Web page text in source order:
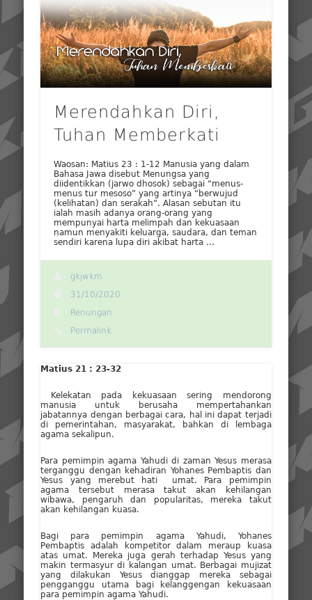
Merendahkan Diri,
Tuhan Memberkati
Waosan: Matius 23 : 1-12 Manusia yang dalam
Bahasa Jawa disebut Menungsa yang
diidentikkan (jarwo dhosok) sebagai “menus-
menus tur mesoso” yang artinya “berwujud
(kelihatan) dan serakah“. Alasan sebutan itu
ialah masih adanya orang-orang yang
mempunyai harta melimpah dan kekuasaan
namun menyakiti keluarga, saudara, dan teman
sendiri karena lupa diri akibat harta …
gkjwkm
31/10/2020
Renungan
Permalink
Matius 21 : 23-32
Kelekatan pada kekuasaan sering mendorong
manusia untuk berusaha mempertahankan
jabatannya dengan berbagai cara, hal ini dapat terjadi
di pemerintahan, masyarakat, bahkan di lembaga
agama sekalipun.
Para pemimpin agama Yahudi di zaman Yesus merasa
terganggu dengan kehadiran Yohanes Pembaptis dan
Yesus yang merebut hati umat. Para pemimpin
agama tersebut merasa takut akan kehilangan
wibawa, pengaruh dan popularitas, mereka takut
akan kehilangan kuasa.
Bagi para pemimpin agama Yahudi, Yohanes
Pembaptis adalah kompetitor dalam meraup kuasa
atas umat. Mereka juga gerah terhadap Yesus yang
makin termasyur di kalangan umat. Berbagai mujizat
yang dilakukan Yesus dianggap mereka sebagai
pengganggu utama bagi kelanggengan kekuasaan
para pemimpin agama Yahudi.